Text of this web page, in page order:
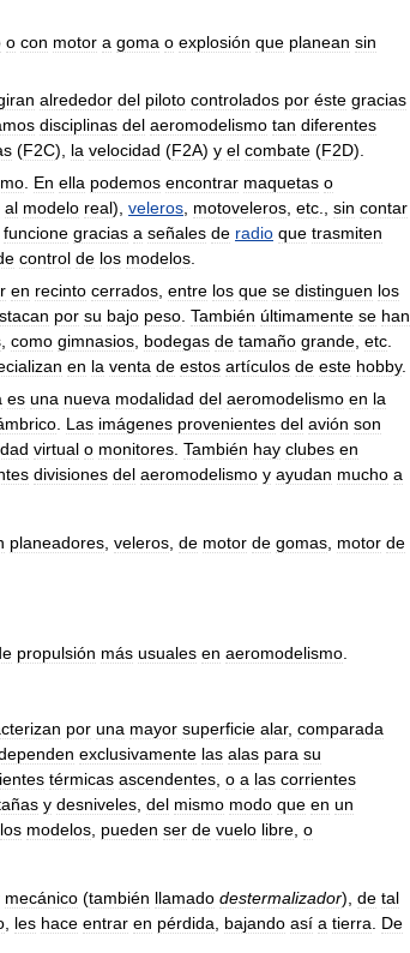
o con motor a goma o explosión que planean sin
alrededor del piloto controlados por éste gracias
disciplinas del aeromodelismo tan diferentes
(F2C), la velocidad (F2A) y el combate (F2D).
En ella podemos encontrar maquetas o
al modelo real), veleros motoveleros etc sin contar
funcione gracias a señales de radio que trasmiten
control de los modelos
en recinto cerrados entre los que se distinguen los
por su bajo peso También últimamente se han
como gimnasios bodegas de tamaño grande etc
en la venta de estos artículos de este hobby.
es una nueva modalidad del aeromodelismo en la
Las imágenes provenientes del avión son
virtual o monitores También hay clubes en
divisiones del aeromodelismo y ayudan mucho a
planeadores veleros de motor de gomas motor de
propulsión más usuales en aeromodelismo
por una mayor superficie alar, comparada
exclusivamente las alas para su
térmicas ascendentes o a las corrientes
y desniveles del mismo modo que en un
los modelos pueden ser de vuelo libre o
mecánico (también llamado destermalizador), de tal
les hace entrar en pérdida bajando así a tierra
De